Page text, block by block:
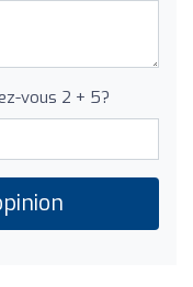
vous 2 + 5?